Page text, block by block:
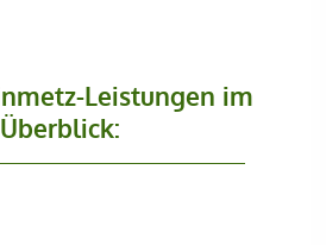
Leistungen im
Überblick: